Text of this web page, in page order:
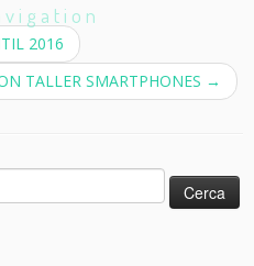
2016
TALLER SMARTPHONES →